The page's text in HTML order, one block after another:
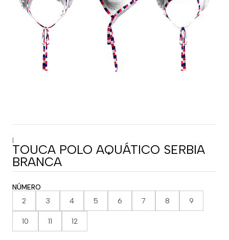
|
TOUCA POLO AQUÁTICO SERBIA
BRANCA
NÚMERO
2 3 4 5 6 7 8 9
10 11 12